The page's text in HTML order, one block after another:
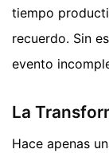
tiempo
recuerdo. Sin
evento
La
Hace apenas